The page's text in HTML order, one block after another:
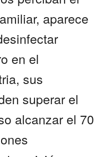
aparece
en el
sus
superar el
alcanzar el 70